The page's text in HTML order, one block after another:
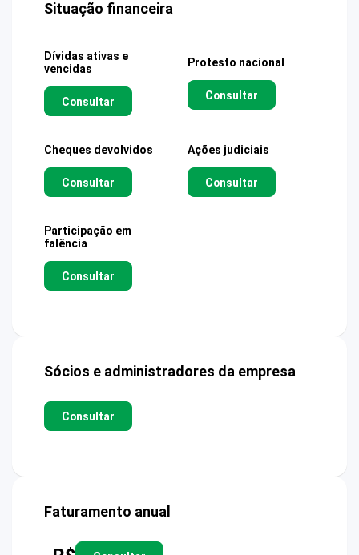
Situação financeira
Dívidas ativas e
vencidas
Consultar
Protesto nacional
Consultar
Cheques devolvidos
Consultar
Ações judiciais
Consultar
Participação em
falência
Consultar
Sócios e administradores da empresa
Consultar
Faturamento anual